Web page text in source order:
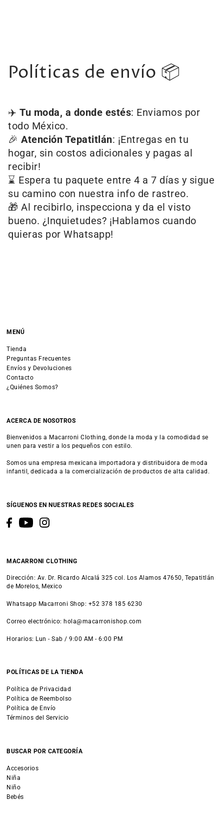
Políticas de envío 📦
✈️ Tu moda, a donde estés: Enviamos por
todo México.
🎉 Atención Tepatitlán: ¡Entregas en tu
hogar, sin costos adicionales y pagas al
recibir!
⌛ Espera tu paquete entre 4 a 7 días y sigue
su camino con nuestra info de rastreo.
🎁 Al recibirlo, inspecciona y da el visto
bueno. ¿Inquietudes? ¡Hablamos cuando
quieras por Whatsapp!
MENÚ
Tienda
Preguntas Frecuentes
Envíos y Devoluciones
Contacto
¿Quiénes Somos?
ACERCA DE NOSOTROS
Bienvenidos a Macarroni Clothing, donde la moda y la comodidad se
unen para vestir a los pequeños con estilo.
Somos una empresa mexicana importadora y distribuidora de moda
infantil, dedicada a la comercialización de productos de alta calidad.
SÍGUENOS EN NUESTRAS REDES SOCIALES
MACARRONI CLOTHING
Dirección: Av. Dr. Ricardo Alcalá 325 col. Los Alamos 47650, Tepatitlán
de Morelos, Mexico
Whatsapp Macarroni Shop: +52 378 185 6230
Correo electrónico: hola@macarronishop.com
Horarios: Lun - Sab / 9:00 AM - 6:00 PM
POLÍTICAS DE LA TIENDA
Política de Privacidad
Política de Reembolso
Política de Envío
Términos del Servicio
BUSCAR POR CATEGORÍA
Accesorios
Niña
Niño
Bebés